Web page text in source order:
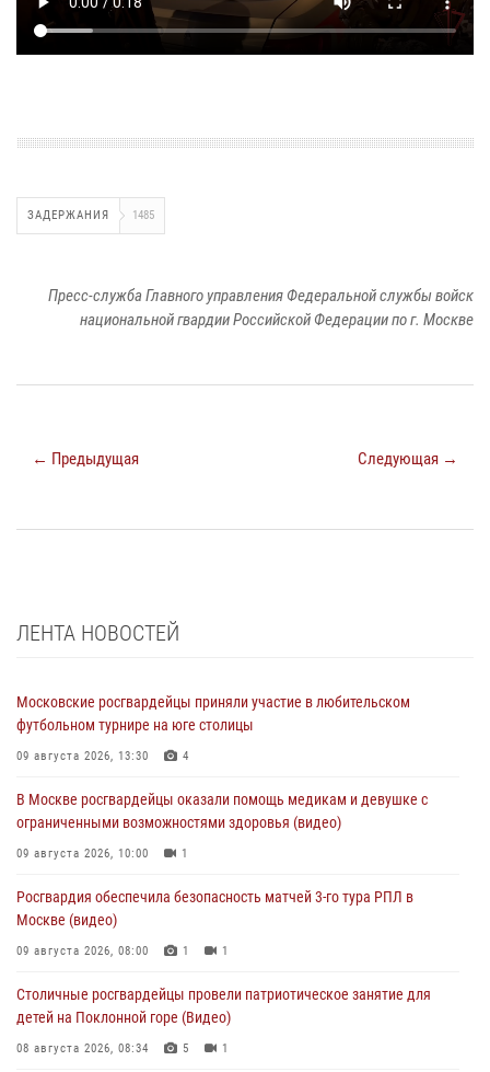
ЗАДЕРЖАНИЯ 1485
Пресс-служба Главного управления Федеральной службы войск
национальной гвардии Российской Федерации по г. Москве
← Предыдущая Следующая →
ЛЕНТА НОВОСТЕЙ
Московские росгвардейцы приняли участие в любительском
футбольном турнире на юге столицы
09 августа 2026, 13:30 4
В Москве росгвардейцы оказали помощь медикам и девушке с
ограниченными возможностями здоровья (видео)
09 августа 2026, 10:00 1
Росгвардия обеспечила безопасность матчей 3-го тура РПЛ в
Москве (видео)
09 августа 2026, 08:00 1 1
Столичные росгвардейцы провели патриотическое занятие для
детей на Поклонной горе (Видео)
08 августа 2026, 08:34 5 1